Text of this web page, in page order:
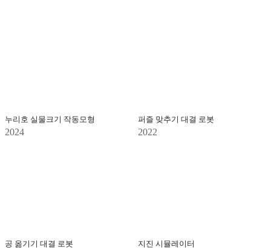
누리호 실물크기 작동모형
2024
퍼즐 맞추기 대결 로봇
2022
공 옮기기 대결 로봇 지진 시뮬레이터